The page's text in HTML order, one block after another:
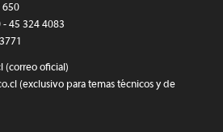
650
- 45 324 4083
(correo oficial)
(exclusivo para temas técnicos y de